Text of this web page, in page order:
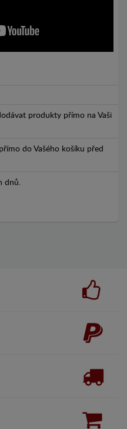
produkty přímo na Vaši
do Vašého košíku před
dnů.